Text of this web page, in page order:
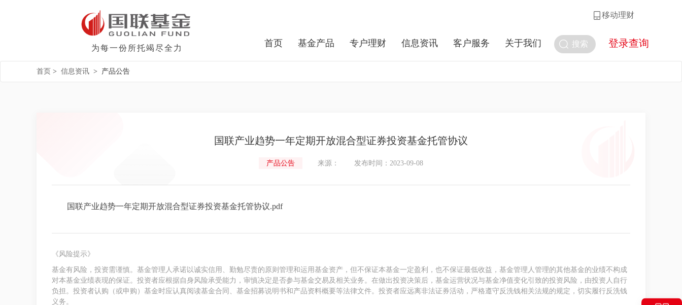
移动理财
为每一份所托竭尽全力 搜索 登录查询
首页 基金产品 专户理财 信息资讯 客户服务 关于我们
首页 > 信息资讯 > 产品公告
国联产业趋势一年定期开放混合型证券投资基金托管协议
产品公告 来源： 发布时间：2023-09-08
国联产业趋势一年定期开放混合型证券投资基金托管协议.pdf
《风险提示》
基金有风险，投资需谨慎。基金管理人承诺以诚实信用、勤勉尽责的原则管理和运用基金资产，但不保证本基金一定盈利，也不保证最低收益，基金管理人管理的其他基金的业绩不构成
对本基金业绩表现的保证。投资者应根据自身风险承受能力，审慎决定是否参与基金交易及相关业务。在做出投资决策后，基金运营状况与基金净值变化引致的投资风险，由投资人自行
负担。投资者认购（或申购）基金时应认真阅读基金合同、基金招募说明书和产品资料概要等法律文件。投资者应远离非法证券活动，严格遵守反洗钱相关法规的规定，切实履行反洗钱
义务。